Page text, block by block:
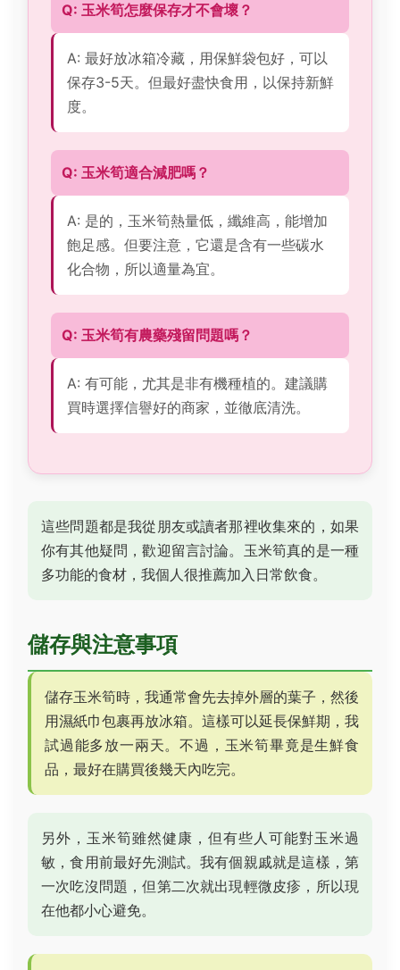
Q: 玉米筍怎麼保存才不會壞？
A: 最好放冰箱冷藏，用保鮮袋包好，可以
保存3-5天。但最好盡快食用，以保持新鮮
度。
Q: 玉米筍適合減肥嗎？
A: 是的，玉米筍熱量低，纖維高，能增加
飽足感。但要注意，它還是含有一些碳水
化合物，所以適量為宜。
Q: 玉米筍有農藥殘留問題嗎？
A: 有可能，尤其是非有機種植的。建議購
買時選擇信譽好的商家，並徹底清洗。
這些問題都是我從朋友或讀者那裡收集來的，如果
你有其他疑問，歡迎留言討論。玉米筍真的是一種
多功能的食材，我個人很推薦加入日常飲食。
儲存與注意事項
儲存玉米筍時，我通常會先去掉外層的葉子，然後
用濕紙巾包裹再放冰箱。這樣可以延長保鮮期，我
試過能多放一兩天。不過，玉米筍畢竟是生鮮食
品，最好在購買後幾天內吃完。
另外，玉米筍雖然健康，但有些人可能對玉米過
敏，食用前最好先測試。我有個親戚就是這樣，第
一次吃沒問題，但第二次就出現輕微皮疹，所以現
在他都小心避免。